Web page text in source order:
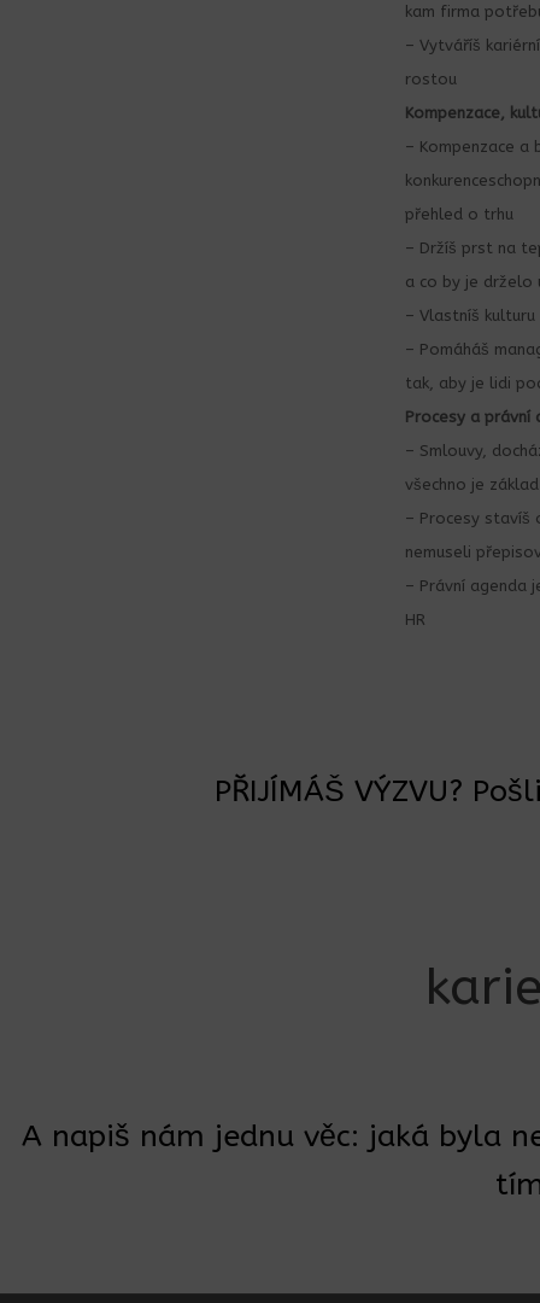
kam firma
– Vytváříš
rostou
Kompenzace,
– Kompenzace
přehled o trhu
– Držíš prst na
a co by je drželo
– Vlastníš
– Pomáháš
tak, aby je lidi
Procesy a právní
– Smlouvy,
všechno je základ
– Procesy stavíš
nemuseli
– Právní agenda
HR
PŘIJÍMÁŠ VÝZVU?
A napiš nám jednu věc: jaká byla